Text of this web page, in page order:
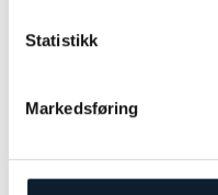
Statistikk
Markedsføring